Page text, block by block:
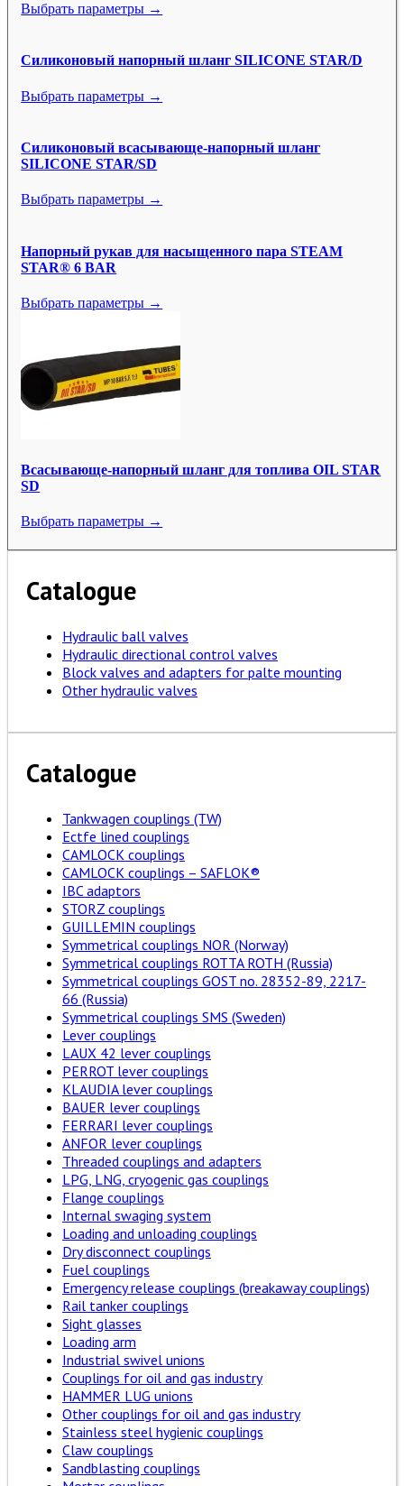
Выбрать параметры →
Силиконовый напорный шланг SILICONE STAR/D
Выбрать параметры →
Силиконовый всасывающе-напорный шланг
SILICONE STAR/SD
Выбрать параметры →
Напорный рукав для насыщенного пара STEAM
STAR® 6 BAR
Выбрать параметры →
Всасывающе-напорный шланг для топлива OIL STAR
SD
Выбрать параметры →
Catalogue
Hydraulic ball valves
Hydraulic directional control valves
Block valves and adapters for palte mounting
Other hydraulic valves
Catalogue
Tankwagen couplings (TW)
Ectfe lined couplings
CAMLOCK couplings
CAMLOCK couplings – SAFLOK®
IBC adaptors
STORZ couplings
GUILLEMIN couplings
Symmetrical couplings NOR (Norway)
Symmetrical couplings ROTTA ROTH (Russia)
Symmetrical couplings GOST no. 28352-89, 2217-
66 (Russia)
Symmetrical couplings SMS (Sweden)
Lever couplings
LAUX 42 lever couplings
PERROT lever couplings
KLAUDIA lever couplings
BAUER lever couplings
FERRARI lever couplings
ANFOR lever couplings
Threaded couplings and adapters
LPG, LNG, cryogenic gas couplings
Flange couplings
Internal swaging system
Loading and unloading couplings
Dry disconnect couplings
Fuel couplings
Emergency release couplings (breakaway couplings)
Rail tanker couplings
Sight glasses
Loading arm
Industrial swivel unions
Couplings for oil and gas industry
HAMMER LUG unions
Other couplings for oil and gas industry
Stainless steel hygienic couplings
Claw couplings
Sandblasting couplings